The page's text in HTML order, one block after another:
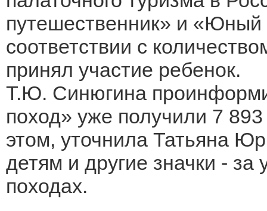
путешественник» и
соответствии с
принял участие ребенок.
Т.Ю. Синюгина
поход» уже получили 7
этом, уточнила Татьяна
детям и другие значки - за
походах.